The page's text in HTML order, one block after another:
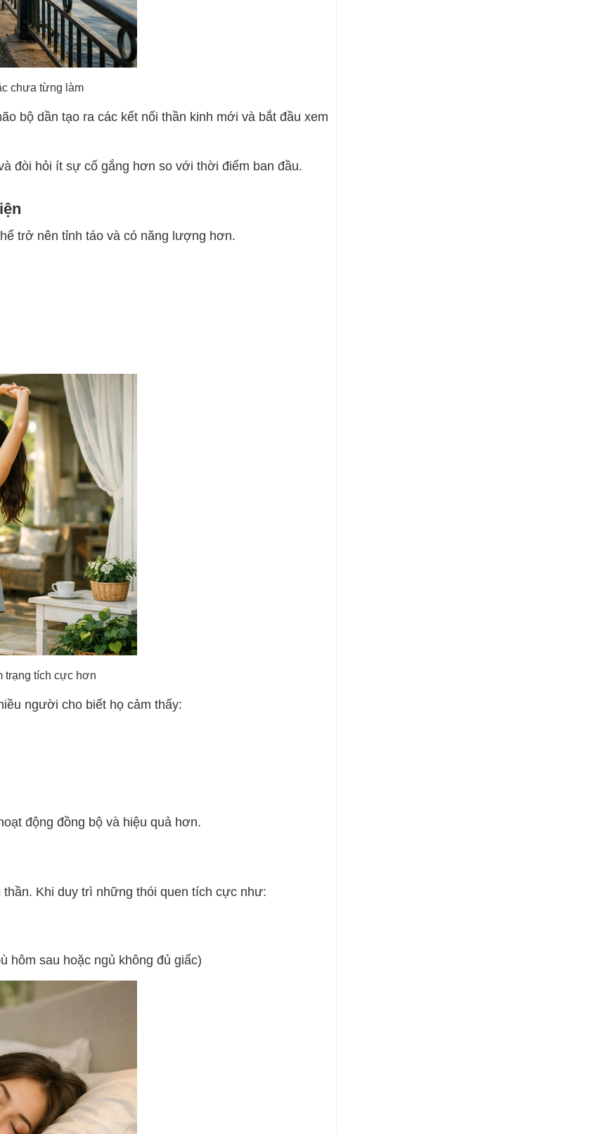
chưa từng làm
bộ dần tạo ra các kết nối thần kinh mới và bắt đầu xem
đòi hỏi ít sự cố gắng hơn so với thời điểm ban đầu.
trở nên tỉnh táo và có năng lượng hơn.
tích cực hơn
người cho biết họ cảm thấy:
động đồng bộ và hiệu quả hơn.
Khi duy trì những thói quen tích cực như:
hôm sau hoặc ngủ không đủ giấc)